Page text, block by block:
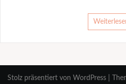
Stolz präsentiert von WordPress